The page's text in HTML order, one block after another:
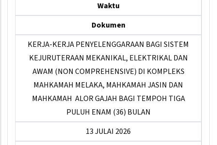
Waktu
Dokumen
KERJA-KERJA PENYELENGGARAAN BAGI SISTEM
KEJURUTERAAN MEKANIKAL, ELEKTRIKAL DAN
AWAM (NON COMPREHENSIVE) DI KOMPLEKS
MAHKAMAH MELAKA, MAHKAMAH JASIN DAN
MAHKAMAH ALOR GAJAH BAGI TEMPOH TIGA
PULUH ENAM (36) BULAN
13 JULAI 2026